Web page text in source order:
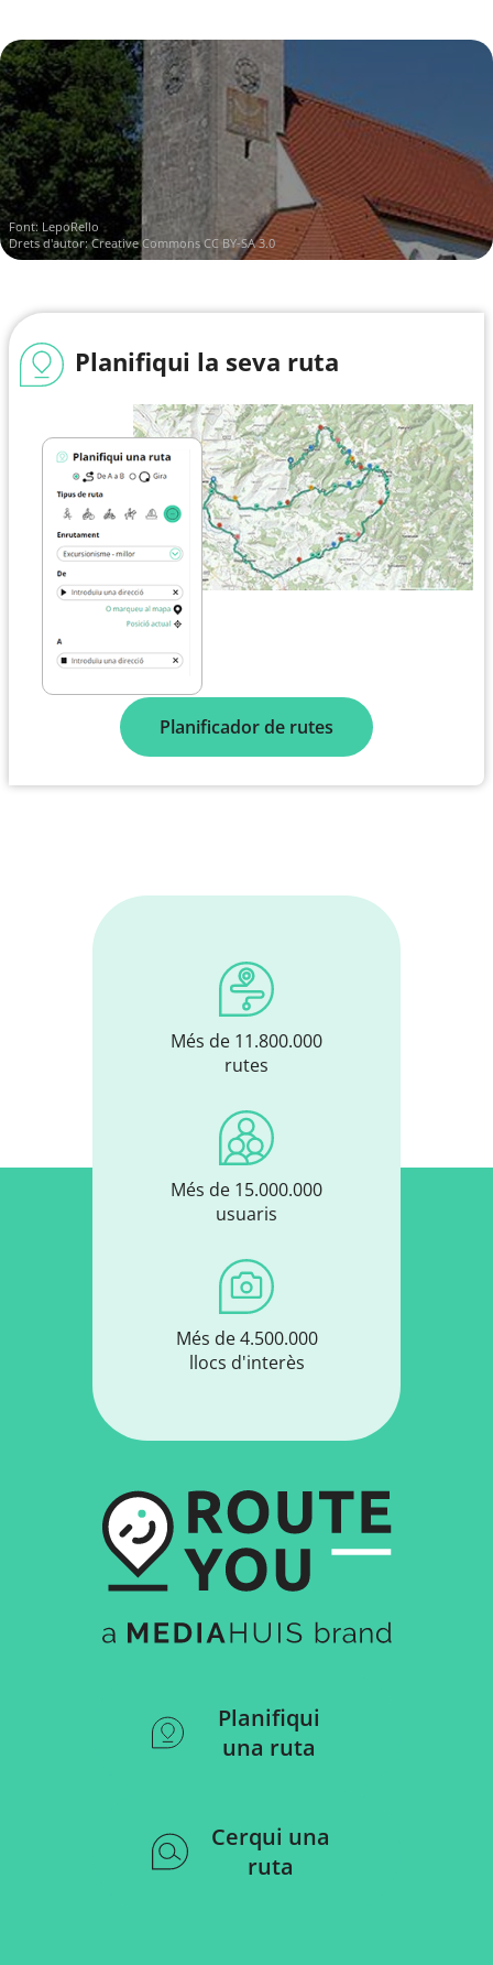
Font: LepoRello
Drets d'autor:Creative Commons CC BY-SA 3.0
Planifiqui la seva ruta
Planificador de rutes
Més de 11.800.000
rutes
Més de 15.000.000
usuaris
Més de 4.500.000
llocs d'interès
Planifiqui
una ruta
Cerqui una
ruta